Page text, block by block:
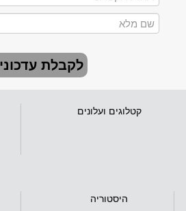
לקבלת
קטלוגים ועלונים
היסטוריה